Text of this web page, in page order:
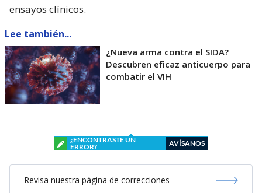
ensayos clínicos.
Lee también...
¿Nueva arma contra el SIDA?
Descubren eficaz anticuerpo para
combatir el VIH
¿ENCONTRASTE UN
ERROR?
AVÍSANOS
Revisa nuestra página de correcciones